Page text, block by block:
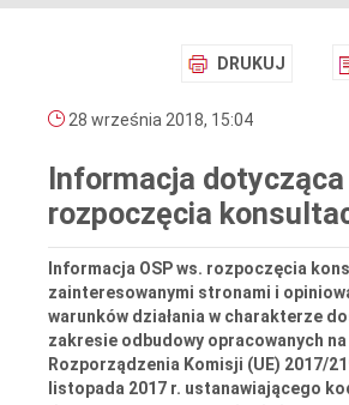
DRUKUJ
28 września 2018, 15:04
Informacja dotycząca
rozpoczęcia
Informacja OSP ws. rozpoczęcia
zainteresowanymi stronami i
warunków działania w charakterze
zakresie odbudowy opracowanych
Rozporządzenia Komisji (UE) 2017/
listopada 2017 r. ustanawiającego